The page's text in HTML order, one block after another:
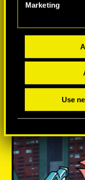
Marketing
Use